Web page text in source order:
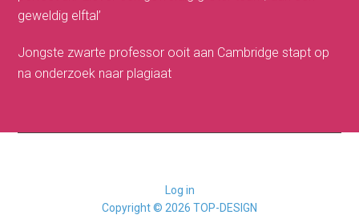
geweldig elftal’
Jongste zwarte professor ooit aan Cambridge stapt op
na onderzoek naar plagiaat
Log in
Copyright © 2026 TOP-DESIGN